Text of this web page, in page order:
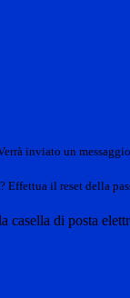
inviato un
Effettua il reset della
casella di posta